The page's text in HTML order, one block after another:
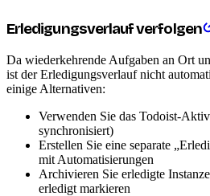
Erledigungsverlauf verfolgen
Da wiederkehrende Aufgaben an Ort
ist der Erledigungsverlauf nicht
einige Alternativen:
Verwenden Sie das Todoist-
synchronisiert)
Erstellen Sie eine separate
mit Automatisierungen
Archivieren Sie erledigte
erledigt markieren